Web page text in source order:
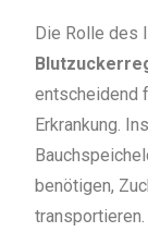
Die Rolle des
entscheidend
Erkrankung.
benötigen,
transportieren.